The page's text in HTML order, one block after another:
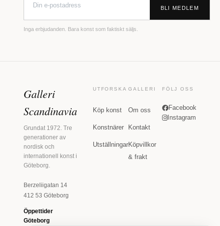
BLI MEDLEM
Inga erbjudanden. Bara konst som faktiskt säljs.
Galleri
Scandinavia
Grundat 1972. Tre
generationer av
nordisk och
internationell konst i
Göteborg.
Berzeliigatan 14
412 53 Göteborg
Öppettider
Göteborg
UTFORSKA
Köp konst
Konstnärer
Utställningar
GALLERI
Om oss
Kontakt
Köpvillkor
& frakt
FÖLJ OSS
Facebook
Instagram